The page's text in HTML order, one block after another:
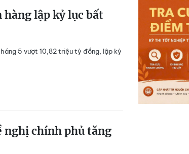
hàng lập kỷ lục bất
5 vượt 10,82 triệu tỷ đồng, lập kỷ
nghị chính phủ tăng